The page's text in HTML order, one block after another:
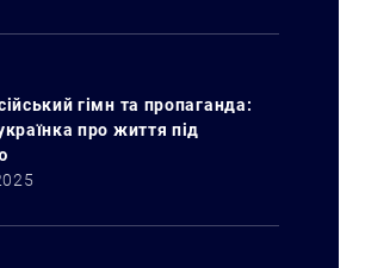
гімн та пропаганда:
про життя під